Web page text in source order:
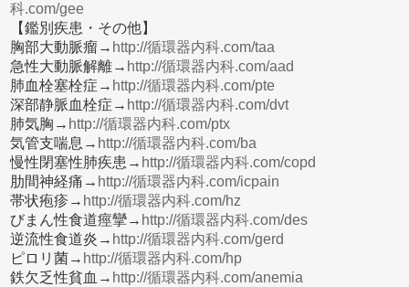
科.com/gee
【鑑別疾患・その他】
胸部大動脈瘤→ http://循環器内科.com/taa
急性大動脈解離→ http://循環器内科.com/aad
肺血栓塞栓症→ http://循環器内科.com/pte
深部静脈血栓症→ http://循環器内科.com/dvt
肺気胸→ http://循環器内科.com/ptx
気管支喘息→ http://循環器内科.com/ba
慢性閉塞性肺疾患→ http://循環器内科.com/copd
肋間神経痛→ http://循環器内科.com/icpain
帯状疱疹→ http://循環器内科.com/hz
びまん性食道痙攣→ http://循環器内科.com/des
逆流性食道炎→ http://循環器内科.com/gerd
ピロリ菌→ http://循環器内科.com/hp
鉄欠乏性貧血→ http://循環器内科.com/anemia